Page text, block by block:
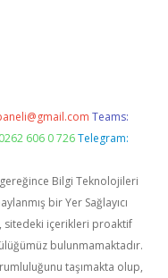
Teams:
606 0 726 Telegram:
gereğince Bilgi Teknolojileri
bir Yer Sağlayıcı
sitedeki içerikleri proaktif
bulunmamaktadır.
taşımakta olup,